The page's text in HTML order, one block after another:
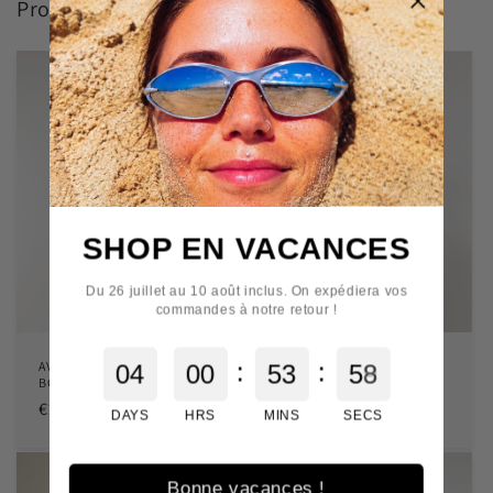
Produit en vedette
AVEC - T-shirt "COUP DE
BOULE" bleu foncé
Prix
€29,00 EUR
AVEC - T-shirt "COUP DE
BOULE" crème
Prix
€29,00 EUR
SHOP EN VACANCES
Du 26 juillet au 10 août inclus. On expédiera vos
commandes à notre retour !
04
DAYS
00
HRS
: 53
MINS
: 58
SECS
Bonne vacances !